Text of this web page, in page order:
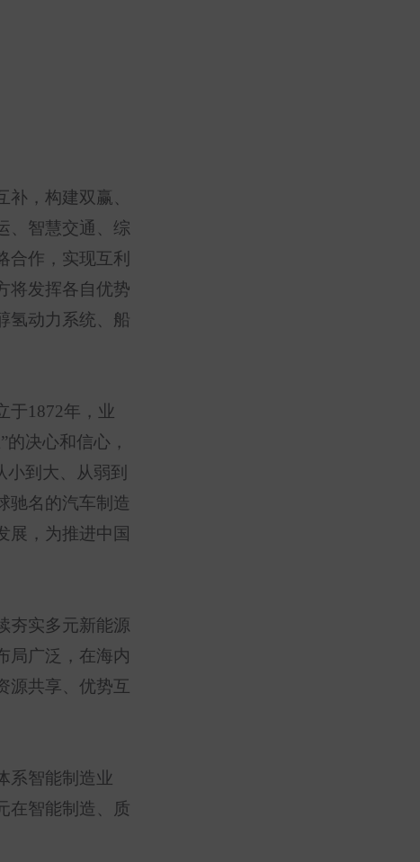
，构建双赢、
、智慧交通、综
合作，实现互利
将发挥各自优势
氢动力系统、船
于1872年，业
”的决心和信心，
到大、从弱到
驰名的汽车制造
展，为推进中国
夯实多元新能源
局广泛，在海内
源共享、优势互
系智能制造业
在智能制造、质